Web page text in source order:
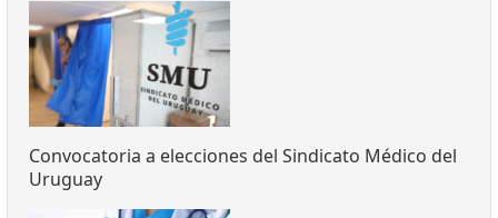
Convocatoria a elecciones del Sindicato Médico del
Uruguay